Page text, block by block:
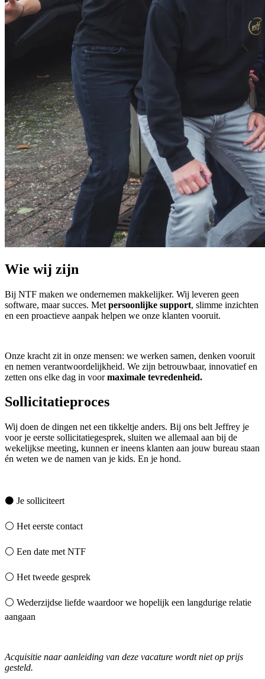
Wie wij zijn
Bij NTF maken we ondernemen makkelijker. Wij leveren geen
software, maar succes. Met persoonlijke support, slimme inzichten
en een proactieve aanpak helpen we onze klanten vooruit.
Onze kracht zit in onze mensen: we werken samen, denken vooruit
en nemen verantwoordelijkheid. We zijn betrouwbaar, innovatief en
zetten ons elke dag in voormaximale tevredenheid.
Sollicitatieproces
Wij doen de dingen net een tikkeltje anders. Bij ons belt Jeffrey je
voor je eerste sollicitatiegesprek, sluiten we allemaal aan bij de
wekelijkse meeting, kunnen er ineens klanten aan jouw bureau staan
én weten we de namen van je kids. En je hond.
⚫ Je solliciteert
⚪ Het eerste contact
⚪ Een date met NTF
⚪ Het tweede gesprek
⚪ Wederzijdse liefde waardoor we hopelijk een langdurige relatie
aangaan
Acquisitie naar aanleiding van deze vacature wordt niet op prijs
gesteld.